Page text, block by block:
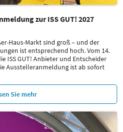
zur ISS GUT! 2027
Haus-Markt sind groß – und der
ist entsprechend hoch. Vom 14.
ISS GUT! Anbieter und Entscheider
Ausstelleranmeldung ist ab sofort
Sie mehr